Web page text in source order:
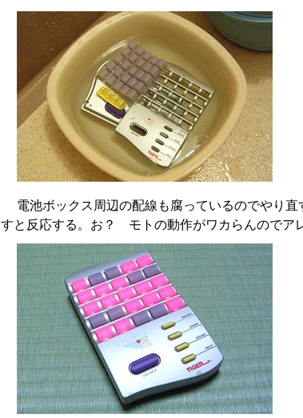
電池ボックス周辺の配線も腐っているのでやり
すと反応する。お？ モトの動作がワカらんのでア